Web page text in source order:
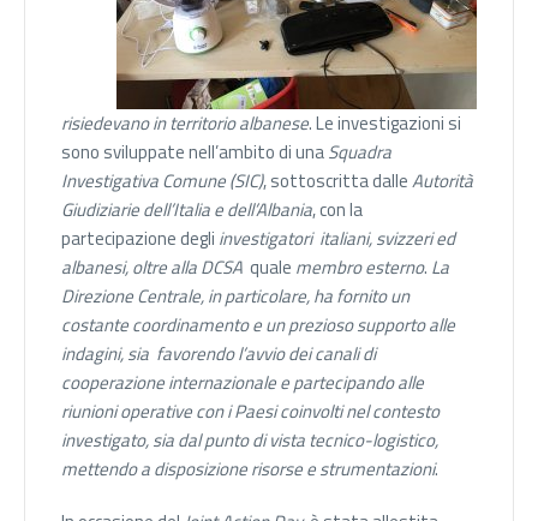
risiedevano in territorio albanese. Le investigazioni si
sono sviluppate nell’ambito di unaSquadra
Investigativa Comune (SIC), sottoscritta dalleAutorità
Giudiziarie dell’Italia e dell’Albania, con la
partecipazione degli investigatori italiani, svizzeri ed
albanesi, oltre alla DCSA quale membro esterno. La
Direzione Centrale, in particolare, ha fornito un
costante coordinamento e un prezioso supporto alle
indagini, sia favorendo l’avvio dei canali di
cooperazione internazionale e partecipando alle
riunioni operative con i Paesi coinvolti nel contesto
investigato, sia dal punto di vista tecnico-logistico,
mettendo a disposizione risorse e strumentazioni.